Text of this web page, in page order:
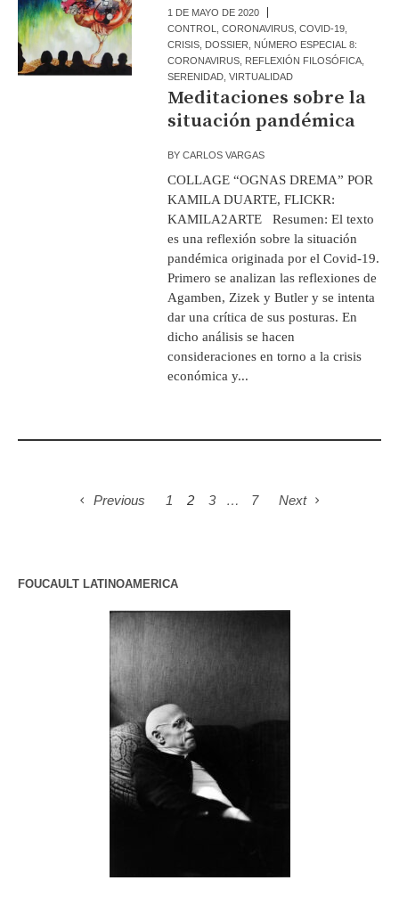
1 DE MAYO DE 2020
CONTROL
,CORONAVIRUS ,COVID-19
CRISIS DOSSIER
NÚMERO ESPECIAL 8:
CORONAVIRUS REFLEXIÓN FILOSÓFICA
SERENIDAD ,VIRTUALIDAD
Meditaciones sobre la
situación pandémica
BYCARLOS VARGAS
COLLAGE “OGNAS DREMA” POR
KAMILA DUARTE, FLICKR:
KAMILA2ARTE Resumen: El texto
es una reflexión sobre la situación
pandémica originada por el Covid-19.
Primero se analizan las reflexiones de
Agamben, Zizek y Butler y se intenta
dar una crítica de sus posturas. En
dicho análisis se hacen
consideraciones en torno a la crisis
económica y...
Previous 1 2 3 … 7 Next
FOUCAULT LATINOAMERICA